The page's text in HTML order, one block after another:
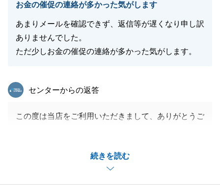
お金の催促の連絡が多かった気がします
あまりメールを確認できず、返信等が遅くなり申し訳
ありませんでした。
ただ少しお金の催促の連絡が多かった気がします。
続きを読む
東急リバブル
センターからの返答
この度は当店をご利用いただきまして、ありがとうご
お金に関する連絡が多く、申し訳ありませんでした。
今後、改善して参ります。貴重なご意見、ありがとう